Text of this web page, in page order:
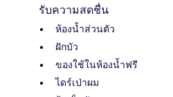
รับความสดชื่น
ห้องน้ำส่วนตัว
ฝักบัว
ของใช้ในห้องน้ำฟรี
ไดร์เป่าผม